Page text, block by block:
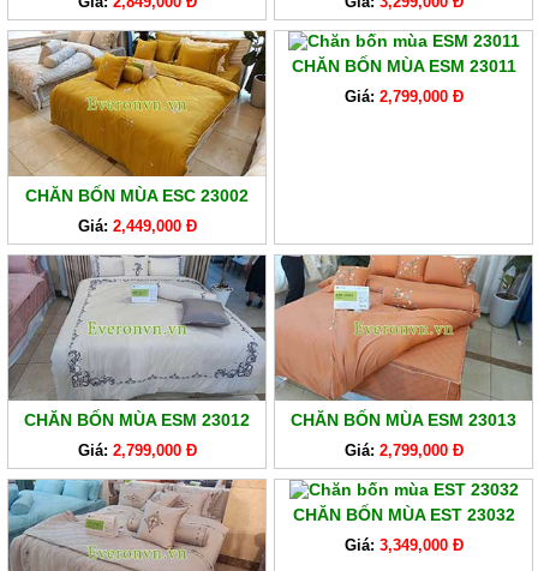
CHĂN BỐN MÙA ESC 23002
Giá: 2,449,000 Đ
CHĂN BỐN MÙA ESM 23011
Giá: 2,799,000 Đ
CHĂN BỐN MÙA ESM 23012
Giá: 2,799,000 Đ
CHĂN BỐN MÙA ESM 23013
Giá: 2,799,000 Đ
CHĂN BỐN MÙA EST 23032
Giá: 3,349,000 Đ